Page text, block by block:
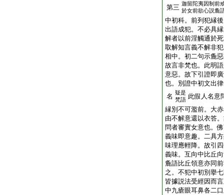
第三 迦留陀夷因制前
於女前欲心説麁
中初科。前列犯縁
出語成犯。不必具
解者以前淫觸通於
取解知言義不解非
相中。初二句示麁
故言非梵也。此明
意惡。故下引證即
也。別證中初文出
名 疑是
梵語 此假人名意
縁別不可濫前。大
由不解意還以衣答
問者審實女意也。
義味即意趣。二具
味理應輕降。故引
義味。互向中比丘
麁語比丘領意亦同
之。不犯中初別擧
皆據説法受經因而
中九瘡眼耳鼻各二